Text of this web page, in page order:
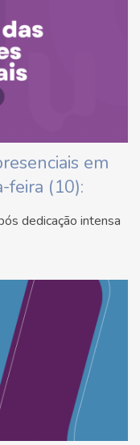
em
feira (10):
dedicação intensa